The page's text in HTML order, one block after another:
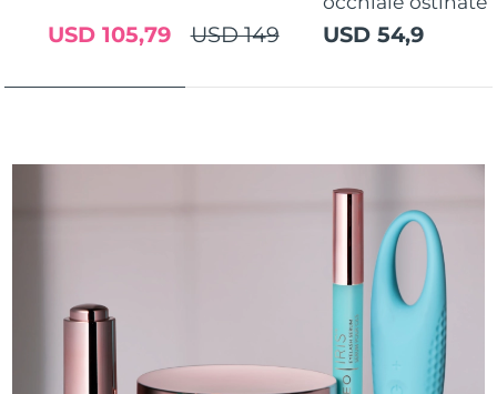
USD 149
USD 105,79 USD 54,9